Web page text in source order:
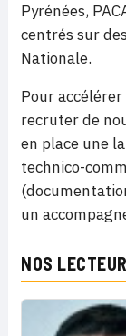
Pyrénées,
centrés sur
Nationale.
Pour
recruter de
en place une
technico-
un
NOS